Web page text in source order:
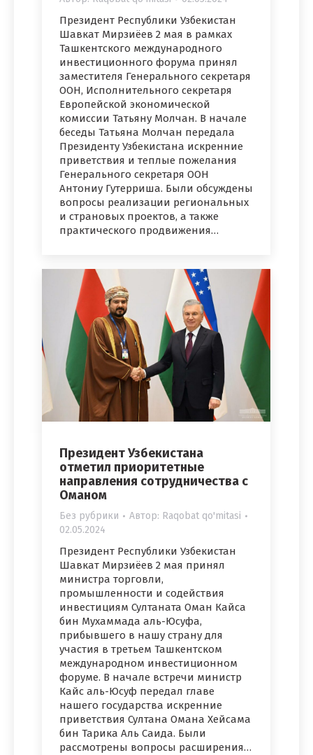
Президент Республики Узбекистан
Шавкат Мирзиёев 2 мая в рамках
Ташкентского международного
инвестиционного форума принял
заместителя Генерального секретаря
ООН, Исполнительного секретаря
Европейской экономической
комиссии Татьяну Молчан. В начале
беседы Татьяна Молчан передала
Президенту Узбекистана искренние
приветствия и теплые пожелания
Генерального секретаря ООН
Антониу Гутерриша. Были обсуждены
вопросы реализации региональных
и страновых проектов, а также
практического продвижения…
Президент Узбекистана
отметил приоритетные
направления сотрудничества с
Оманом
Без рубрики Автор: Raqobat qo'mitasi
02.05.2024
Президент Республики Узбекистан
Шавкат Мирзиёев 2 мая принял
министра торговли,
промышленности и содействия
инвестициям Султаната Оман Кайса
бин Мухаммада аль-Юсуфа,
прибывшего в нашу страну для
участия в третьем Ташкентском
международном инвестиционном
форуме. В начале встречи министр
Кайс аль-Юсуф передал главе
нашего государства искренние
приветствия Султана Омана Хейсама
бин Тарика Аль Саида. Были
рассмотрены вопросы расширения…